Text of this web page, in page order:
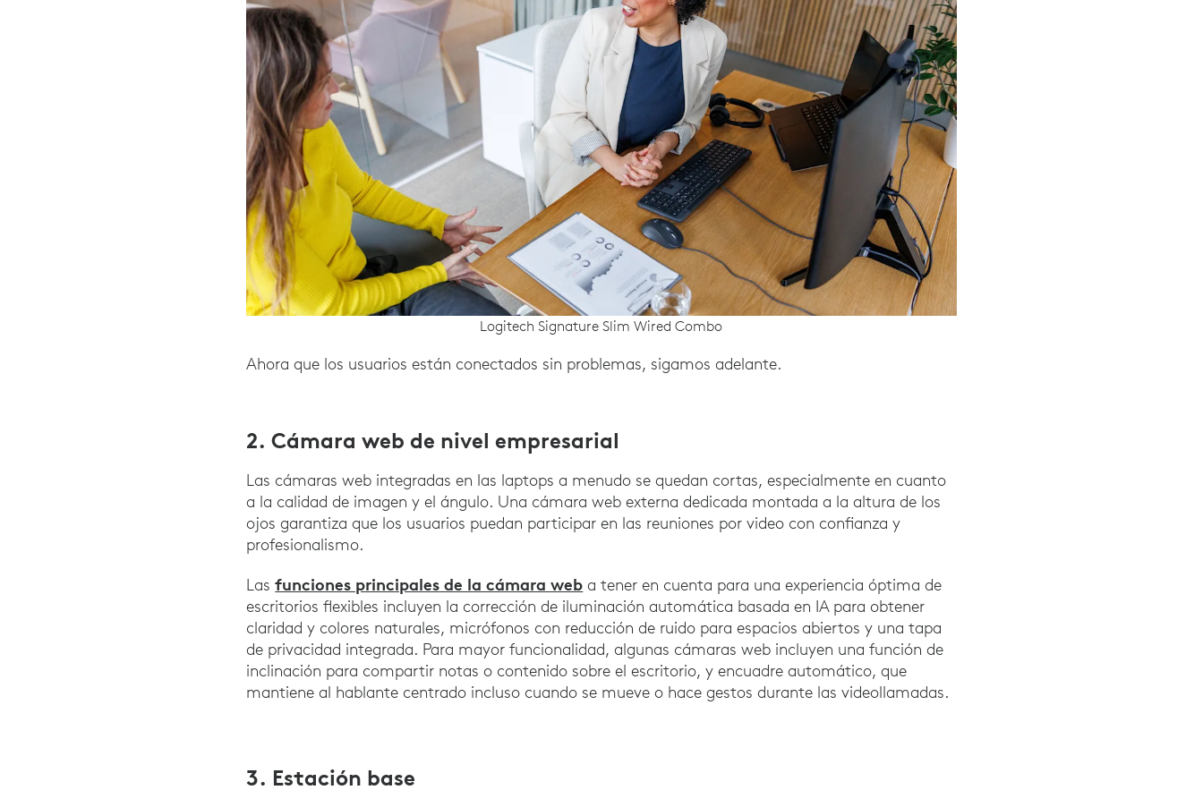
Logitech Signature Slim Wired Combo
Ahora que los usuarios están conectados sin problemas, sigamos adelante.
2. Cámara web de nivel empresarial
Las cámaras web integradas en las laptops a menudo se quedan cortas, especialmente en cuanto
a la calidad de imagen y el ángulo. Una cámara web externa dedicada montada a la altura de los
ojos garantiza que los usuarios puedan participar en las reuniones por video con confianza y
profesionalismo.
Lasfunciones principales de la cámara web a tener en cuenta para una experiencia óptima de
escritorios flexibles incluyen la corrección de iluminación automática basada en IA para obtener
claridad y colores naturales, micrófonos con reducción de ruido para espacios abiertos y una tapa
de privacidad integrada. Para mayor funcionalidad, algunas cámaras web incluyen una función de
inclinación para compartir notas o contenido sobre el escritorio, y encuadre automático, que
mantiene al hablante centrado incluso cuando se mueve o hace gestos durante las videollamadas.
3. Estación base